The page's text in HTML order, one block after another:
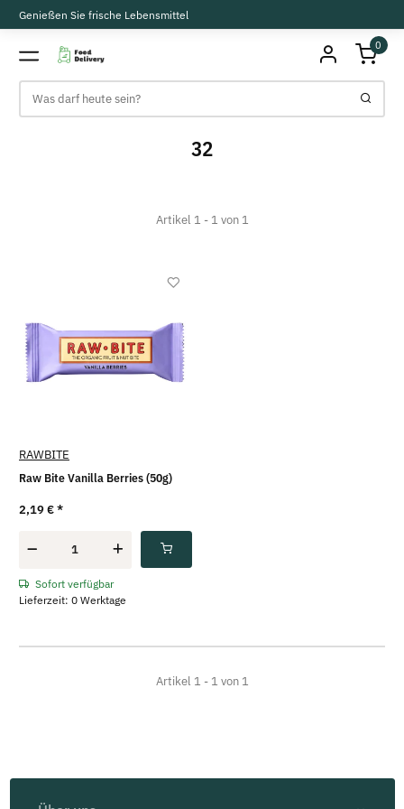
Genießen Sie frische Lebensmittel
0
32
Artikel 1 - 1 von 1
RAWBITE
Raw Bite Vanilla Berries (50g)
2,19 €*
Sofort verfügbar
Lieferzeit: 0 Werktage
Artikel 1 - 1 von 1